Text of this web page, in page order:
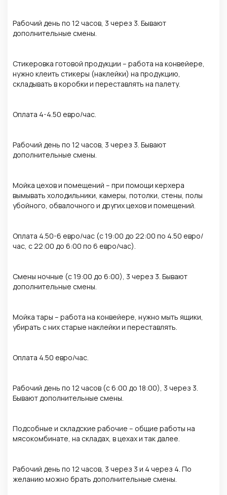
Рабочий день по 12 часов, 3 через 3. Бывают
дополнительные смены.
Стикеровка готовой продукции – работа на конвейере,
нужно клеить стикеры (наклейки) на продукцию,
складывать в коробки и переставлять на палету.
Оплата 4-4.50 евро/час.
Рабочий день по 12 часов, 3 через 3. Бывают
дополнительные смены.
Мойка цехов и помещений – при помощи керхера
вымывать холодильники, камеры, потолки, стены, полы
убойного, обвалочного и других цехов и помещений.
Оплата 4.50-6 евро/час (с 19:00 до 22:00 по 4.50 евро/
час, с 22:00 до 6:00 по 6 евро/час).
Смены ночные (с 19:00 до 6:00), 3 через 3. Бывают
дополнительные смены.
Мойка тары – работа на конвейере, нужно мыть ящики,
убирать с них старые наклейки и переставлять.
Оплата 4.50 евро/час.
Рабочий день по 12 часов (с 6:00 до 18:00), 3 через 3.
Бывают дополнительные смены.
Подсобные и складские рабочие – общие работы на
мясокомбинате, на складах, в цехах и так далее.
Рабочий день по 12 часов, 3 через 3 и 4 через 4. По
желанию можно брать дополнительные смены.